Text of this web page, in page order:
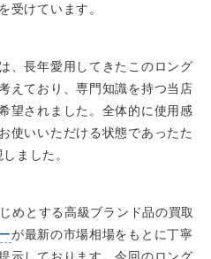
受けています。
、長年愛用してきたこのロング
えており、専門知識を持つ当店
望されました。全体的に使用感
使いいただける状態であったた
ました。
めとする高級ブランド品の買取
が最新の市場相場をもとに丁寧
示しております。今回のロング